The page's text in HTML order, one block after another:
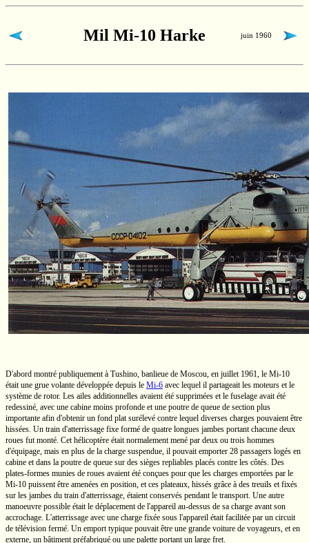
Mil Mi-10 Harke juin 1960
D'abord montré publiquement à Tushino, banlieue de Moscou, en juillet 1961, le Mi-10
était une grue volante développée depuis le Mi-6 avec lequel il partageait les moteurs et le
système de rotor. Les ailes additionnelles avaient été supprimées et le fuselage avait été
redessiné, avec une cabine moins profonde et une poutre de queue de section plus
importante afin d'obtenir un fond plat surélevé contre lequel diverses charges pouvaient être
hissées. Un train d'atterrissage fixe formé de quatre longues jambes portant chacune deux
roues fut monté. Cet hélicoptère était normalement mené par deux ou trois hommes
d'équipage, mais en plus de la charge suspendue, il pouvait emporter 28 passagers logés en
cabine et dans la poutre de queue sur des sièges repliables placés contre les côtés. Des
plates-formes munies de roues avaient été conçues pour que les charges emportées par le
Mi-10 puissent être amenées en position, et ces plateaux, hissés grâce à des treuils et fixés
sur les jambes du train d'atterrissage, étaient conservés pendant le transport. Une autre
manoeuvre possible était le déplacement de l'appareil au-dessus de sa charge avant son
accrochage. L'atterrissage avec une charge fixée sous l'appareil était facilitée par un circuit
de télévision fermé. Un emport typique pouvait être une grande voiture de voyageurs, et en
externe, un bâtiment préfabriqué ou une palette portant un large fret.